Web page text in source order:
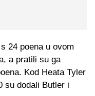
24 poena u ovom
a pratili su ga
Kod Heata Tyler
su dodali Butler i